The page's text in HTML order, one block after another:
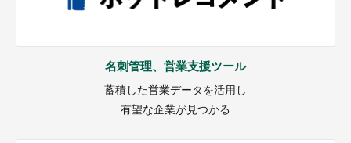
名刺管理、営業支援ツール
蓄積した営業データを活用し
有望な企業が見つかる